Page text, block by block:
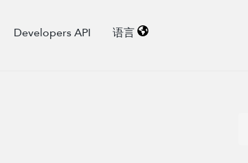
Developers API 语言